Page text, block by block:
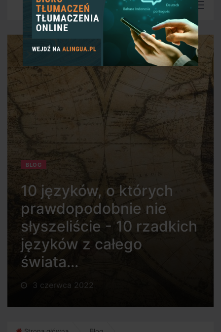
BLOG
10 języków, o których
prawdopodobnie nie
słyszeliście - 10 rzadkich
języków z całego
świata...
3 czerwca 2022